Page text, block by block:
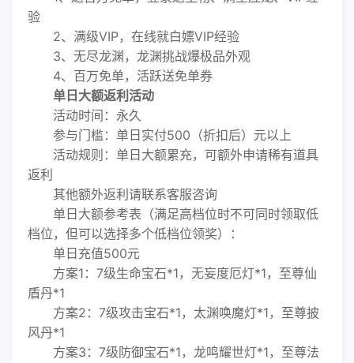
验
2、满级VIP，在线就白嫖VIP经验
3、无尽龙渊，龙渊挑战爆极品外观
4、百万免单，活跃送免单券
单日大额返利活动
活动时间：永久
参与门槛：单日实付500（折扣后）元以上
活动规则：单日大额累充，可额外申请稀有道具
返利
其他额外返利请联系客服咨询
单日大额参考表（满足高档位时不可同时领取低
档位，但可以选择多个低档位领奖）：
单日充值500元
方案1：7级生命宝石*1，无妄度厄灯*1，至尊仙
盾丹*1
方案2：7级攻击宝石*1，太渊唤魔灯*1，至尊披
风丹*1
方案3：7级防御宝石*1，龙鸣耀世灯*1，至尊法